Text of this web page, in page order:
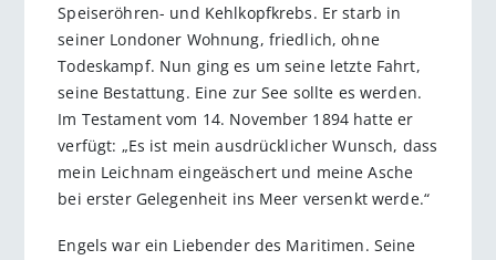
Speiseröhren- und Kehlkopfkrebs. Er starb in
seiner Londoner Wohnung, friedlich, ohne
Todeskampf. Nun ging es um seine letzte Fahrt,
seine Bestattung. Eine zur See sollte es werden.
Im Testament vom 14. November 1894 hatte er
verfügt: „Es ist mein ausdrücklicher Wunsch, dass
mein Leichnam ein­geäschert und meine Asche
bei erster Gelegenheit ins Meer versenkt werde.“
Engels war ein Liebender des Maritimen. Seine